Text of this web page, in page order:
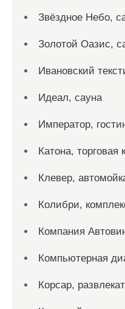
Звёздное Небо,
Золотой Оазис,
Ивановский
Идеал, сауна
Император,
Катона, торговая
Клевер,
Колибри,
Компания
Компьютерная
Корсар,